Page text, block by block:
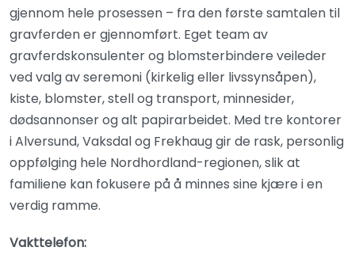
gjennom hele prosessen – fra den første samtalen til
gravferden er gjennomført. Eget team av
gravferdskonsulenter og blomsterbindere veileder
ved valg av seremoni (kirkelig eller livssynsåpen),
kiste, blomster, stell og transport, minnesider,
dødsannonser og alt papirarbeidet. Med tre kontorer
i Alversund, Vaksdal og Frekhaug gir de rask, personlig
oppfølging hele Nordhordland-regionen, slik at
familiene kan fokusere på å minnes sine kjære i en
verdig ramme.
Vakttelefon: